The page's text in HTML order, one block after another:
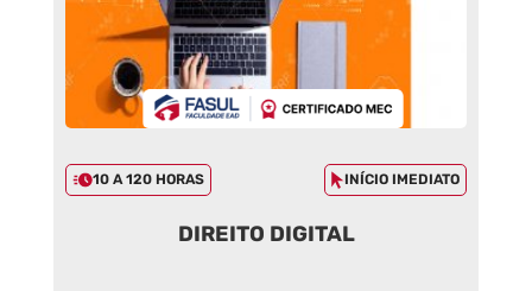
10 A 120 HORAS INÍCIO IMEDIATO
DIREITO DIGITAL